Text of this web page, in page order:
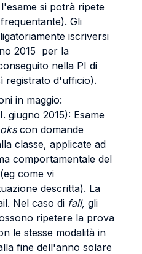
si potrà ripete
Gli
iscriversi
2015 per la
nella PI di
registrato d'ufficio).
in maggio:
giugno 2015): Esame
con domande
classe, applicate ad
comportamentale del
come vi
descritta). La
Nel caso di fail, gli
ripetere la prova
le stesse modalità in
fine dell'anno solare